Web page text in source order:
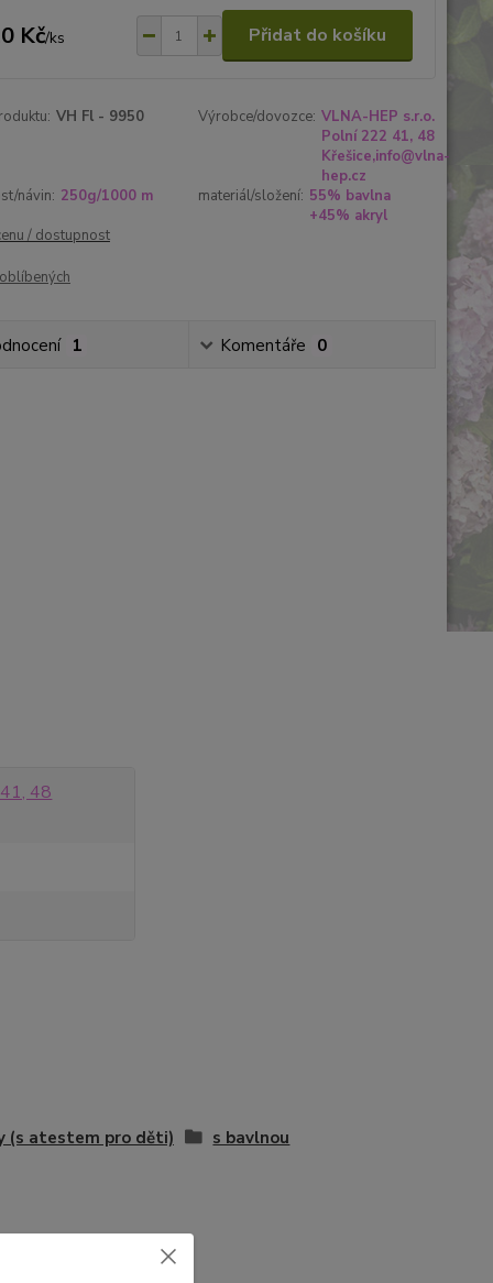
Kč/ks Přidat do košíku
VH Fl - 9950 Výrobce/dovozce: VLNA-HEP s.r.o.
Polní 222 41, 48
Křešice,info@vlna-
hep.cz
návin: 250g/1000 m materiál/složení: 55% bavlna
+45% akryl
/ dostupnost
1 Komentáře 0
48
(s atestem pro děti) s bavlnou